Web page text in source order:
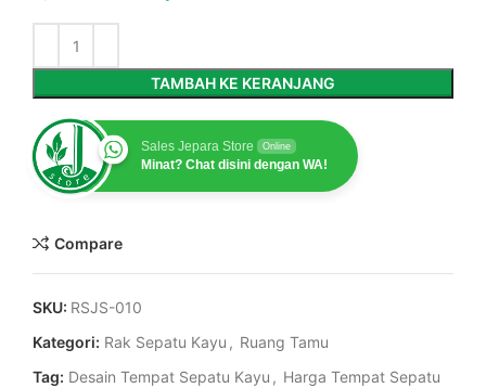
TAMBAH KE KERANJANG
Sales Jepara Store Online
Minat? Chat disini dengan WA!
Compare
SKU: RSJS-010
Kategori: Rak Sepatu Kayu , Ruang Tamu
Tag: Desain Tempat Sepatu Kayu , Harga Tempat Sepatu